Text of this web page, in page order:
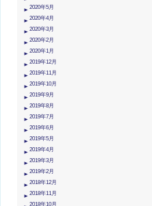
2020年5月
2020年4月
2020年3月
2020年2月
2020年1月
2019年12月
2019年11月
2019年10月
2019年9月
2019年8月
2019年7月
2019年6月
2019年5月
2019年4月
2019年3月
2019年2月
2018年12月
2018年11月
2018年10月